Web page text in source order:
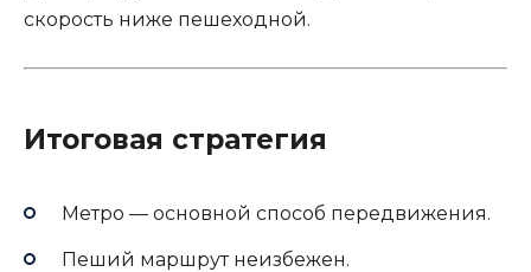
скорость ниже пешеходной.
Итоговая стратегия
Метро — основной способ передвижения.
Пеший маршрут неизбежен.